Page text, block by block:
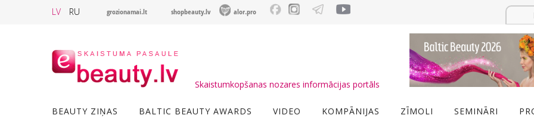
LV RU grozionamai.lt shopbeauty.lv alor.pro
Skaistumkopšanas nozares informācijas portāls
BEAUTY ZIŅAS BALTIC BEAUTY AWARDS VIDEO KOMPĀNIJAS ZĪMOLI SEMINĀRI